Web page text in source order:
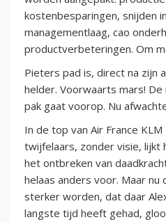
kostenbesparingen, snijden
managementlaag, cao
productverbeteringen. Om
Pieters pad is, direct na zijn
helder. Voorwaarts mars! De
pak gaat voorop. Nu
In de top van Air France
twijfelaars, zonder visie,
het ontbreken van
helaas anders voor. Maar
sterker worden, dat daar
langste tijd heeft gehad,